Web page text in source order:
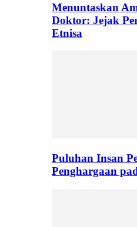
Menuntaskan
Doktor: Jejak
Etnisa
Puluhan Insan
Penghargaan